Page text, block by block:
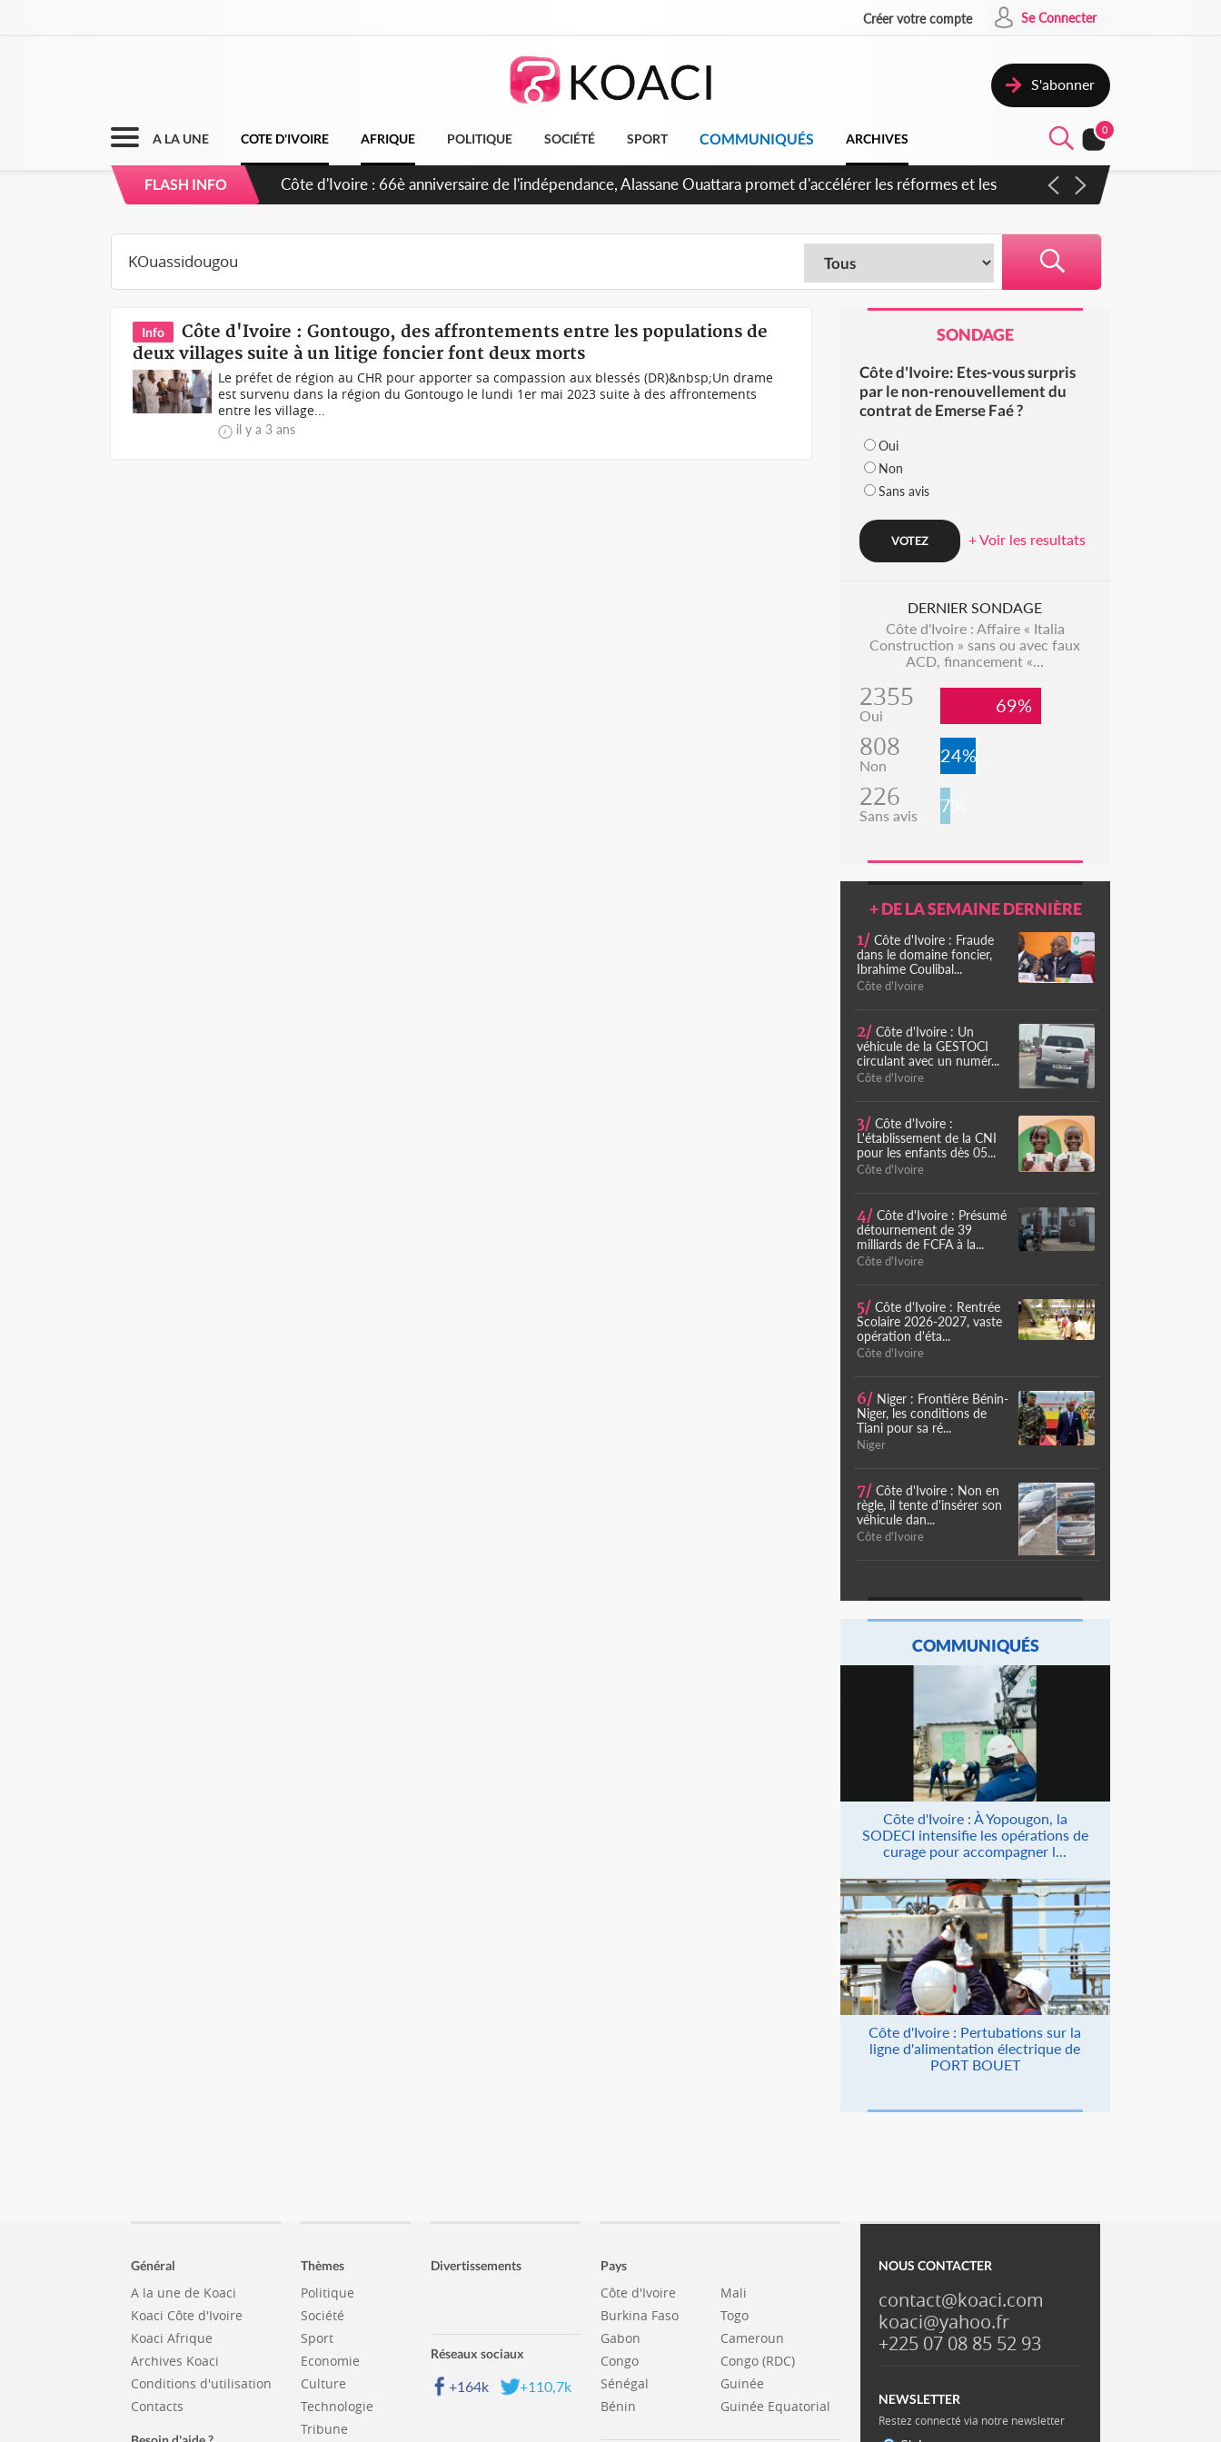
Créer votre compte Se Connecter
S'abonner
A LA UNE COTE D'IVOIRE AFRIQUE POLITIQUE SOCIÉTÉ SPORT COMMUNIQUÉS ARCHIVES
0
FLASH INFO
Côte d'Ivoire : 66è anniversaire de l'indépendance, Alassane Ouattara promet d'accélérer les réformes et les
Info
Côte d'Ivoire : Gontougo, des affrontements entre les populations de
deux villages suite à un litige foncier font deux morts
Le préfet de région au CHR pour apporter sa compassion aux blessés (DR)&nbsp;Un drame
est survenu dans la région du Gontougo le lundi 1er mai 2023 suite à des affrontements
entre les village...
il y a 3 ans
SONDAGE
Côte d'Ivoire: Etes-vous surpris
par le non-renouvellement du
contrat de Emerse Faé ?
Oui
Non
Sans avis
+ Voir les resultats
DERNIER SONDAGE
Côte d'Ivoire : Affaire « Italia
Construction » sans ou avec faux
ACD, financement «...
2355
Oui 69%
808
Non 24%
226
Sans avis 7%
+ DE LA SEMAINE DERNIÈRE
1/ Côte d'Ivoire : Fraude
dans le domaine foncier,
Ibrahime Coulibal...
Côte d'Ivoire
2/ Côte d'Ivoire : Un
véhicule de la GESTOCI
circulant avec un numér...
Côte d'Ivoire
3/ Côte d'Ivoire :
L'établissement de la CNI
pour les enfants dès 05...
Côte d'Ivoire
4/ Côte d'Ivoire : Présumé
détournement de 39
milliards de FCFA à la...
Côte d'Ivoire
5/ Côte d'Ivoire : Rentrée
Scolaire 2026-2027, vaste
opération d'éta...
Côte d'Ivoire
6/ Niger : Frontière Bénin-
Niger, les conditions de
Tiani pour sa ré...
Niger
7/ Côte d'Ivoire : Non en
règle, il tente d'insérer son
véhicule dan...
Côte d'Ivoire
COMMUNIQUÉS
Côte d'Ivoire : À Yopougon, la
SODECI intensifie les opérations de
curage pour accompagner l...
Côte d'Ivoire : Pertubations sur la
ligne d'alimentation électrique de
PORT BOUET
Général
A la une de Koaci
Koaci Côte d'Ivoire
Koaci Afrique
Archives Koaci
Conditions d'utilisation
Contacts
Thèmes
Politique
Société
Sport
Economie
Culture
Technologie
Tribune
Divertissements
Réseaux sociaux
+164k +110,7k
Pays
Côte d'Ivoire
Burkina Faso
Gabon
Congo
Sénégal
Bénin
Mali
Togo
Cameroun
Congo (RDC)
Guinée
Guinée Equatorial
NOUS CONTACTER
contact@koaci.com
koaci@yahoo.fr
+225 07 08 85 52 93
NEWSLETTER
Restez connecté via notre newsletter